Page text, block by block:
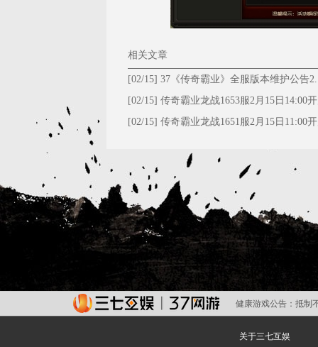
相关文章
[02/15] 37《传奇霸业》全服版本维护公告
[02/15] 传奇霸业龙战1653服2月15日14:00
[02/15] 传奇霸业龙战1651服2月15日11:00
健康游戏公告： 抵制
关于三七互娱